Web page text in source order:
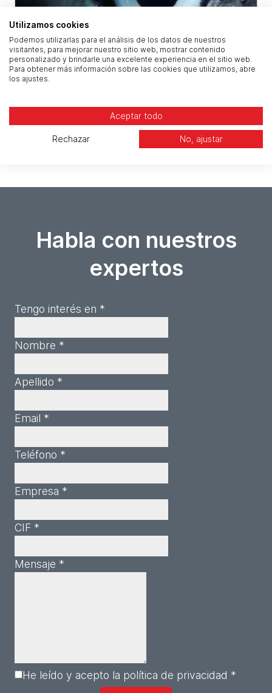
BLOG
pueden frenar las últimas
ciberamenazas
Habla con nuestros
expertos
Tengo interés en *
Nombre *
Apellido *
Email *
Teléfono *
Empresa *
CIF *
Mensaje *
He leído y acepto la política de privacidad *
Utilizamos cookies
Podemos utilizarlas para el análisis de los datos de nuestros
visitantes, para mejorar nuestro sitio web, mostrar contenido
personalizado y brindarle una excelente experiencia en el sitio web.
Para obtener más información sobre las cookies que utilizamos, abre
los ajustes.
Aceptar todo
Rechazar No, ajustar